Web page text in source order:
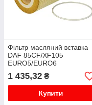
Фільтр масляний вставка
DAF 85CF/XF105
EURO5/EURO6
1 435,32 ₴
Купити